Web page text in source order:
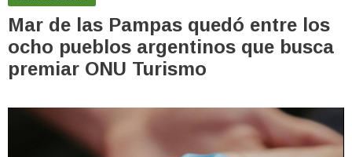
Mar de las Pampas quedó entre los
ocho pueblos argentinos que busca
premiar ONU Turismo